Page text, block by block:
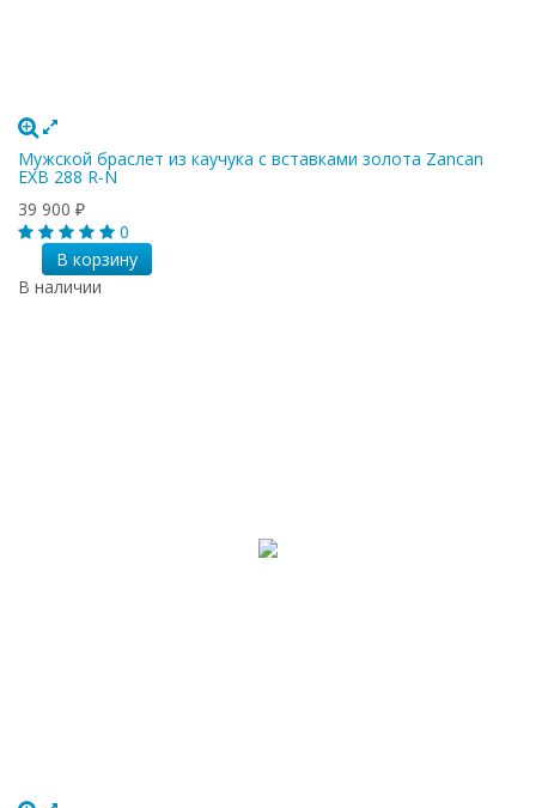
Мужской браслет из каучука с вставками золота Zancan
EXB 288 R-N
39 900 ₽
0
В корзину
В наличии